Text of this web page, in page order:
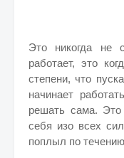
Это никогда не
работает, это
степени, что
начинает
решать сама.
себя изо всех
поплыл по